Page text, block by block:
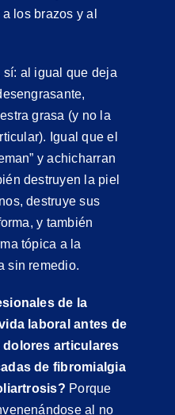
los brazos y al
al igual que deja
grasa (y no la
Igual que el
y achicharran
destruyen la piel
destruye sus
y también
tópica a la
sin remedio.
de la
laboral antes de
dolores articulares
de fibromialgia
Porque
al no